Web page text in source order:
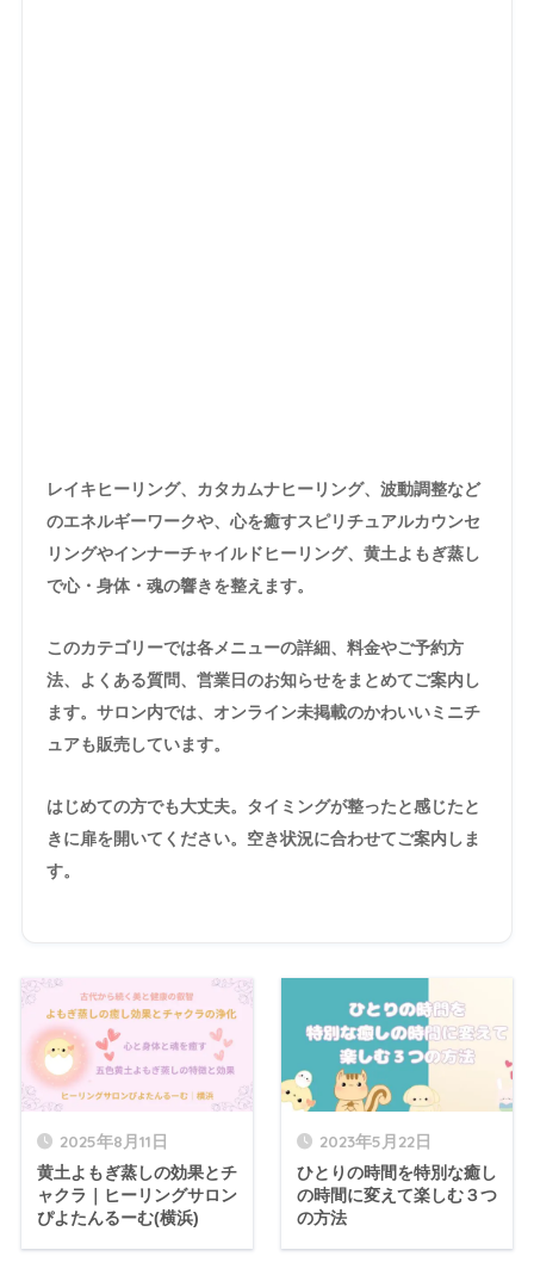
レイキヒーリング、カタカムナヒーリング、波動調整など
のエネルギーワークや、心を癒すスピリチュアルカウンセ
リングやインナーチャイルドヒーリング、黄土よもぎ蒸し
で心・身体・魂の響きを整えます。
このカテゴリーでは各メニューの詳細、料金やご予約方
法、よくある質問、営業日のお知らせをまとめてご案内し
ます。サロン内では、オンライン未掲載のかわいいミニチ
ュアも販売しています。
はじめての方でも大丈夫。タイミングが整ったと感じたと
きに扉を開いてください。空き状況に合わせてご案内しま
す。
2025年8月11日
黄土よもぎ蒸しの効果とチ
ャクラ｜ヒーリングサロン
ぴよたんるーむ(横浜)
2023年5月22日
ひとりの時間を特別な癒し
の時間に変えて楽しむ３つ
の方法